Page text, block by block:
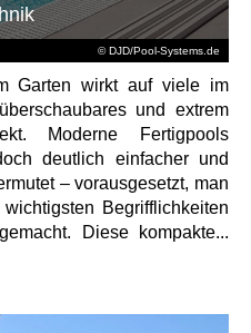
© DJD/Pool-Systems.de
Garten wirkt auf viele im
und extrem
Moderne Fertigpools
deutlich einfacher und
– vorausgesetzt, man
Begrifflichkeiten
Diese kompakte...